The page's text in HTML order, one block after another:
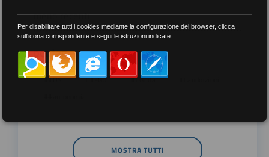
meno recenti
per tag
##DS ##FGU ##Gilda
MOSTRA TUTTI
Per disabilitare tutti i cookies mediante la configurazione del browser, clicca
sull'icona corrispondente e segui le istruzioni indicate: